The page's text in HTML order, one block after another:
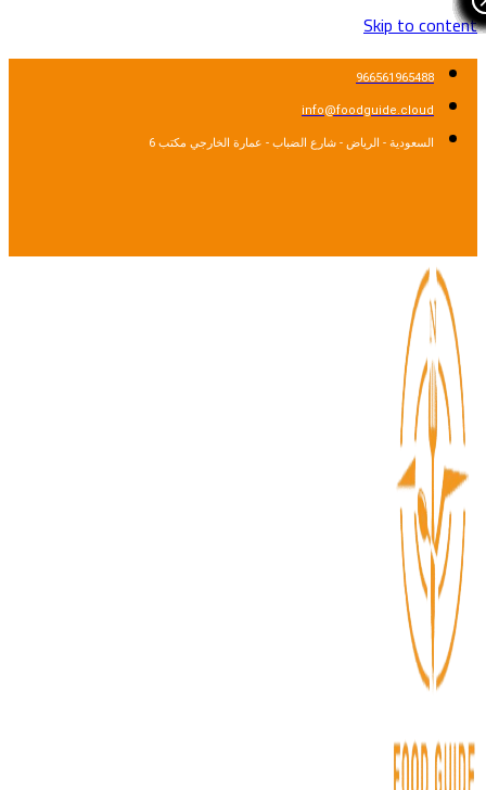
Skip to
966561965488
info@foodguide.cloud
السعودية - الرياض - شارع الضباب - عمارة الخارجي مكتب 6